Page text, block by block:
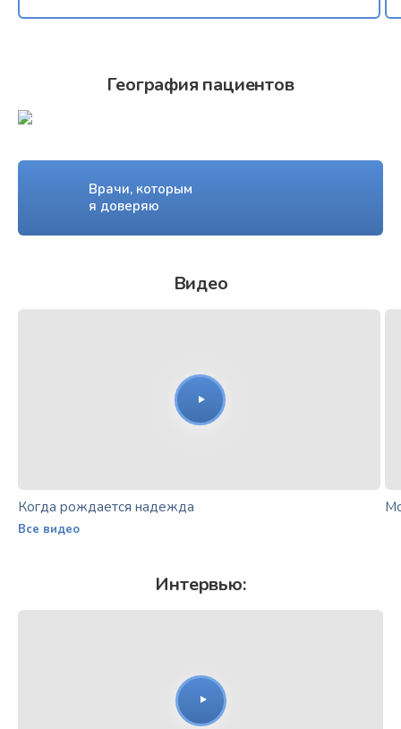
География пациентов
Врачи, которым
я доверяю
Видео
Когда рождается надежда
Все видео
Интервью: